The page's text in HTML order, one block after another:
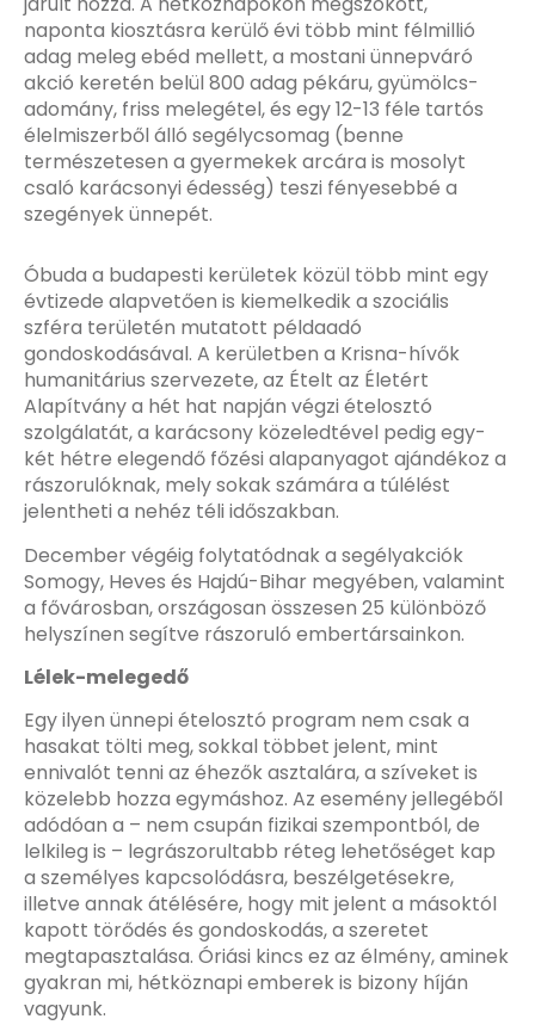
naponta kiosztásra kerülő évi több mint félmillió
adag meleg ebéd mellett, a mostani ünnepváró
akció keretén belül 800 adag pékáru, gyümölcs-
adomány, friss melegétel, és egy 12-13 féle tartós
élelmiszerből álló segélycsomag (benne
természetesen a gyermekek arcára is mosolyt
csaló karácsonyi édesség) teszi fényesebbé a
szegények ünnepét.
Óbuda a budapesti kerületek közül több mint egy
évtizede alapvetően is kiemelkedik a szociális
szféra területén mutatott példaadó
gondoskodásával. A kerületben a Krisna-hívők
humanitárius szervezete, az Ételt az Életért
Alapítvány a hét hat napján végzi ételosztó
szolgálatát, a karácsony közeledtével pedig egy-
két hétre elegendő főzési alapanyagot ajándékoz a
rászorulóknak, mely sokak számára a túlélést
jelentheti a nehéz téli időszakban.
December végéig folytatódnak a segélyakciók
Somogy, Heves és Hajdú-Bihar megyében, valamint
a fővárosban, országosan összesen 25 különböző
helyszínen segítve rászoruló embertársainkon.
Lélek-melegedő
Egy ilyen ünnepi ételosztó program nem csak a
hasakat tölti meg, sokkal többet jelent, mint
ennivalót tenni az éhezők asztalára, a szíveket is
közelebb hozza egymáshoz. Az esemény jellegéből
adódóan a – nem csupán fizikai szempontból, de
lelkileg is – legrászorultabb réteg lehetőséget kap
a személyes kapcsolódásra, beszélgetésekre,
illetve annak átélésére, hogy mit jelent a másoktól
kapott törődés és gondoskodás, a szeretet
megtapasztalása. Óriási kincs ez az élmény, aminek
gyakran mi, hétköznapi emberek is bizony híján
vagyunk.